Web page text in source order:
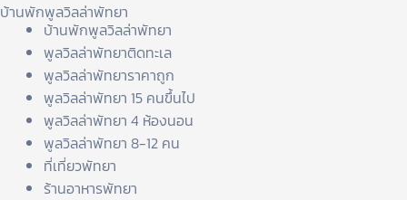
บ้านพักพูลวิลล่าพัทยา
บ้านพักพูลวิลล่าพัทยา
พูลวิลล่าพัทยาติดทะเล
พูลวิลล่าพัทยาราคาถูก
พูลวิลล่าพัทยา 15 คนขึ้นไป
พูลวิลล่าพัทยา 4 ห้องนอน
พูลวิลล่าพัทยา 8-12 คน
ที่เที่ยวพัทยา
ร้านอาหารพัทยา